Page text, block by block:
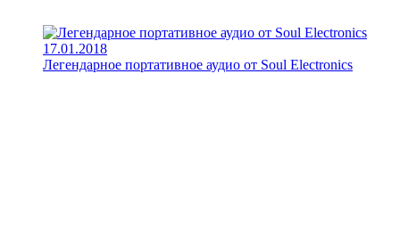
17.01.2018
Легендарное портативное аудио от Soul Electronics